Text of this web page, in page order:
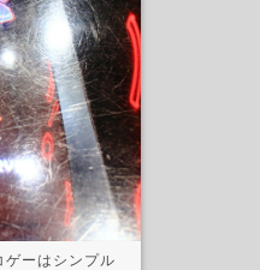
ゲーはシンプル